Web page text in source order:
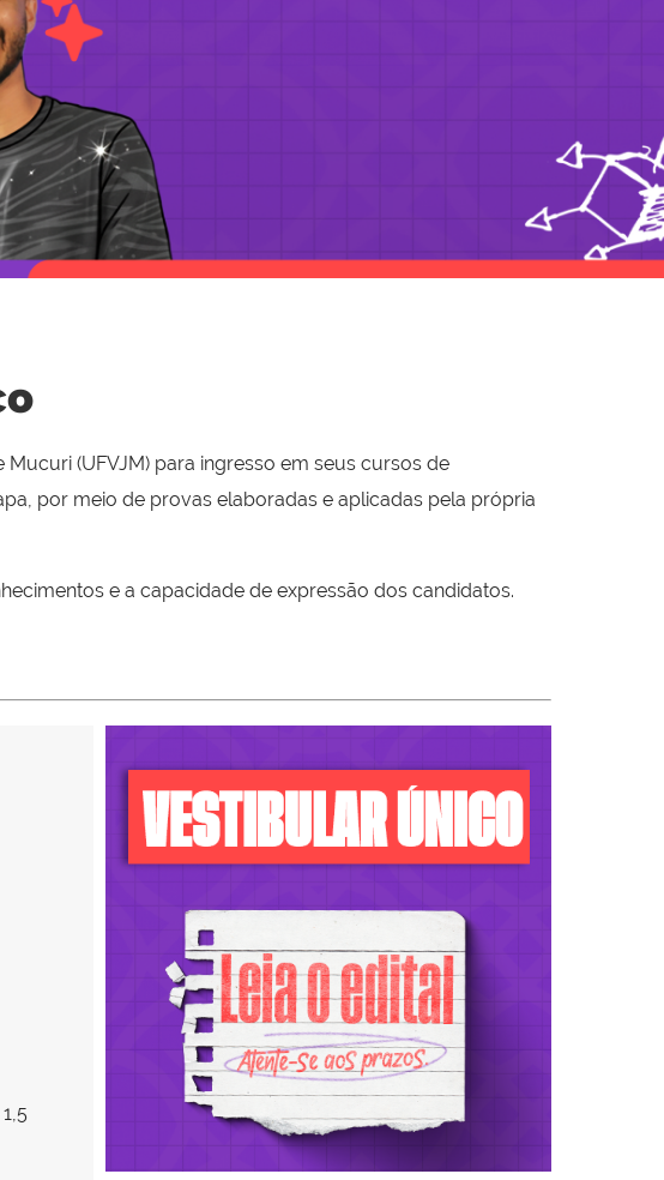
(UFVJM) para ingresso em seus cursos de
por meio de provas elaboradas e aplicadas pela própria
e a capacidade de expressão dos candidatos.